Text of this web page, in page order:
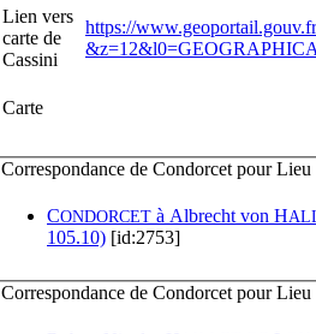
Lien vers
carte de
Cassini
https://
Carte
Correspondance de Condorcet pour
CONDORCET à Albrecht von H
105.10) [id:2753]
Correspondance de Condorcet pour